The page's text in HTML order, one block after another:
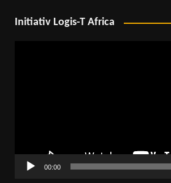
Initiativ Logis-T Africa
00:00